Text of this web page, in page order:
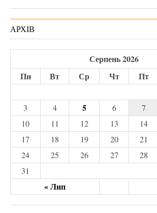
АРХІВ
Серпень 2026
Пн
Вт Ср Чт Пт
« Лип
3
4 5 6 7
10
11 12 13 14
17
18 19 20 21
24
25 26 27 28
31